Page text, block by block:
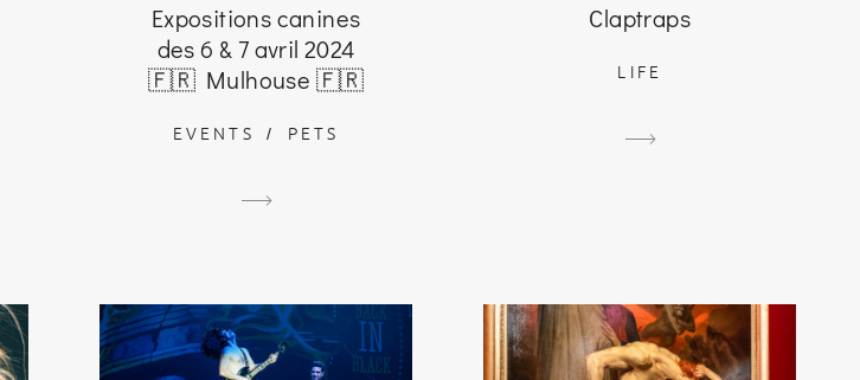
Expositions canines
des 6 & 7 avril 2024
🇫🇷 Mulhouse 🇫🇷
EVENTS PETS
Claptraps
LIFE